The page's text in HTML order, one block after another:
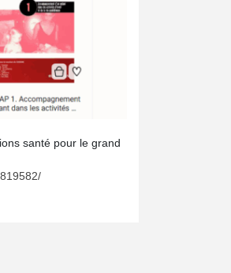
santé pour le grand